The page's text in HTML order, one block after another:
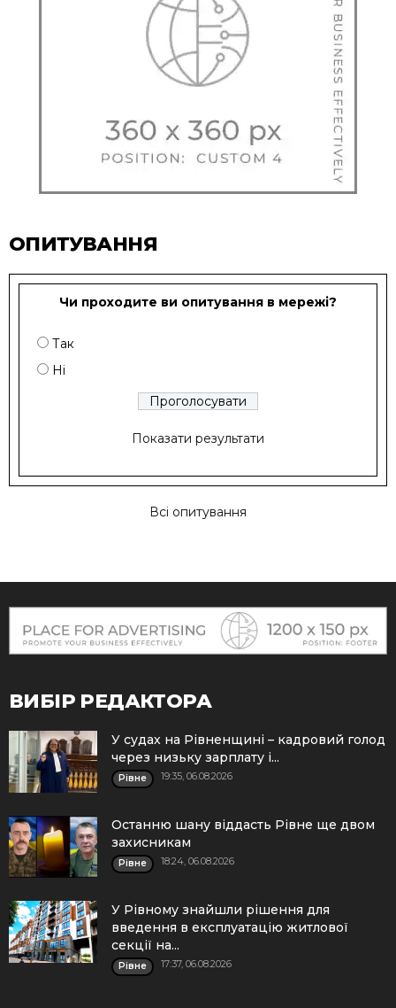
ОПИТУВАННЯ
Чи проходите ви опитування в мережі?
Так
Ні
Показати результати
Всі опитування
ВИБІР РЕДАКТОРА
У судах на Рівненщині – кадровий голод
через низьку зарплату і...
Рівне 19:35, 06.08.2026
Останню шану віддасть Рівне ще двом
захисникам
Рівне 18:24, 06.08.2026
У Рівному знайшли рішення для
введення в експлуатацію житлової
секції на...
Рівне 17:37, 06.08.2026